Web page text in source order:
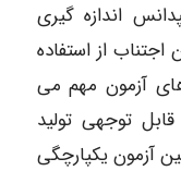
اندازه گیری
از استفاده
آزمون مهم می
توجهی تولید
آزمون یکپارچگی